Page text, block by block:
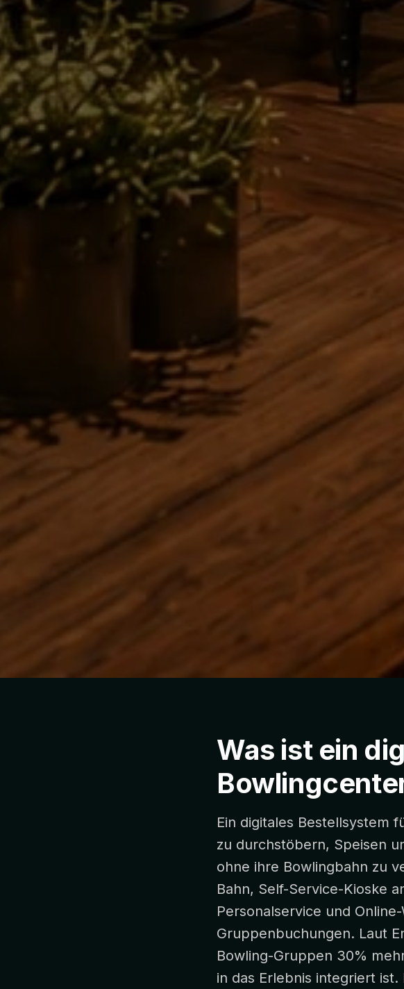
Was ist ein
Ein digitales Bestellsystem
zu durchstöbern, Speisen
ohne ihre Bowlingbahn zu
Bahn, Self-Service-Kioske
Personalservice und
Gruppenbuchungen. Laut
Bowling-Gruppen 30%
in das Erlebnis integriert